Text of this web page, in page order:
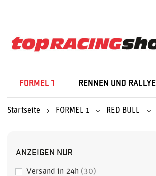
FORMEL 1 RENNEN UND RALLYE
Startseite FORMEL 1 RED BULL
ANZEIGEN NUR
Versand in 24h 30